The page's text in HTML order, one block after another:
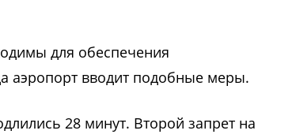
для обеспечения
аэропорт вводит подобные меры.
28 минут. Второй запрет на